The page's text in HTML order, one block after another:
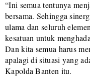
“Ini semua tentunya
bersama. Sehingga
ulama dan seluruh
kesatuan untuk
Dan kita semua harus
apalagi di situasi yang
Kapolda Banten itu.